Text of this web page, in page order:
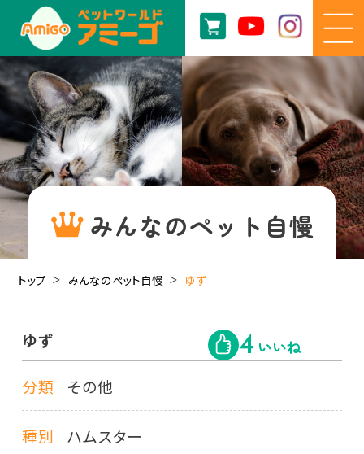
みんなのペット自慢
トップ みんなのペット自慢 ゆず
ゆず 4 いいね
分類 その他
種別 ハムスター